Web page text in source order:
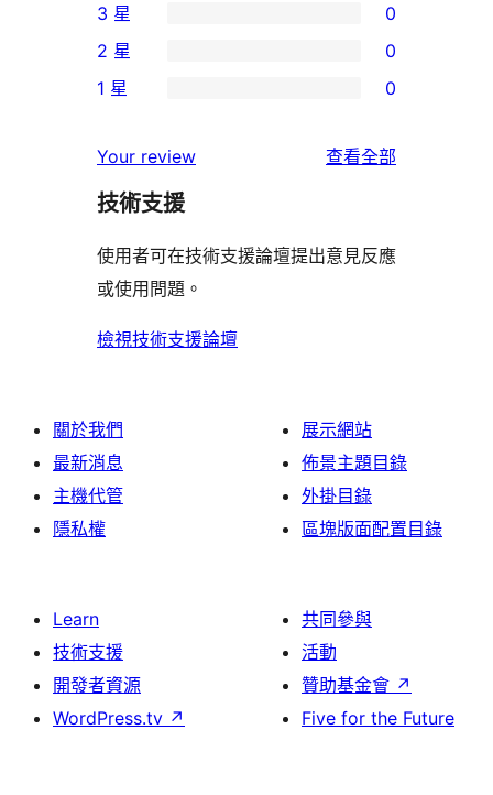
5
星
使
者
論
個
4
星
用
者
論
0
個
3
使
用
評
論
3 星 0
個
星
使
者
評
論
2 星 0
1
星
用
者
評
1 星 0
Your review 查看全部
評
技術支援
使用者可在技術支援論壇提出意見反應
或使用問題。
檢視技術支援論壇
關於我們
最新消息
主機代管
隱私權
展示網站
佈景主題目錄
外掛目錄
區塊版面配置目錄
Learn
技術支援
開發者資源
WordPress.tv ↗
共同參與
活動
贊助基金會 ↗
Five for the Future